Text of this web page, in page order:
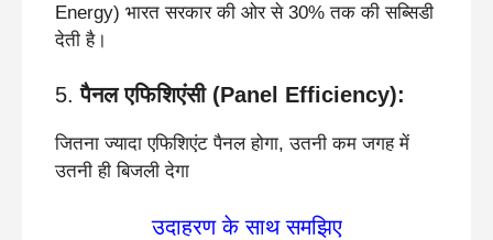
Energy) भारत सरकार की ओर से 30% तक की सब्सिडी
देती है।
5.पैनल एफिशिएंसी (Panel Efficiency):
जितना ज्यादा एफिशिएंट पैनल होगा, उतनी कम जगह में
उतनी ही बिजली देगा
उदाहरण के साथ समझिए